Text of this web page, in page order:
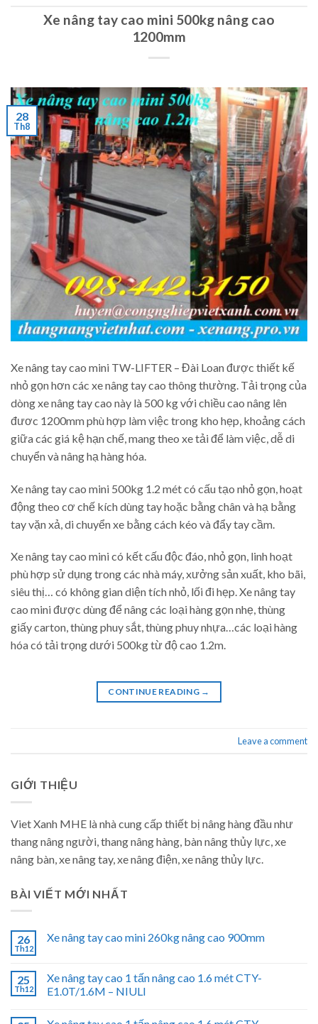
Xe nâng tay cao mini 500kg nâng cao
1200mm
28
Th8
Xe nâng tay cao mini TW-LIFTER – Đài Loan được thiết kế
nhỏ gọn hơn các xe nâng tay cao thông thường. Tải trọng của
dòng xe nâng tay cao này là 500 kg với chiều cao nâng lên
đươc 1200mm phù hợp làm việc trong kho hẹp, khoảng cách
giữa các giá kệ hạn chế, mang theo xe tải để làm việc, dễ di
chuyển và nâng hạ hàng hóa.
Xe nâng tay cao mini 500kg 1.2 mét có cấu tạo nhỏ gọn, hoạt
động theo cơ chế kích dùng tay hoặc bằng chân và hạ bằng
tay vặn xả, di chuyển xe bằng cách kéo và đẩy tay cầm.
Xe nâng tay cao mini có kết cấu độc đáo, nhỏ gọn, linh hoạt
phù hợp sử dụng trong các nhà máy, xưởng sản xuất, kho bãi,
siêu thị… có không gian diện tích nhỏ, lối đi hẹp. Xe nâng tay
cao mini được dùng để nâng các loại hàng gọn nhẹ, thùng
giấy carton, thùng phuy sắt, thùng phuy nhựa…các loại hàng
hóa có tải trọng dưới 500kg từ độ cao 1.2m.
CONTINUE READING →
Leave a comment
GIỚI THIỆU
Viet Xanh MHE là nhà cung cấp thiết bị nâng hàng đầu như
thang nâng người, thang nâng hàng, bàn nâng thủy lực, xe
nâng bàn, xe nâng tay, xe nâng điện, xe nâng thủy lực.
BÀI VIẾT MỚI NHẤT
26
Th12
Xe nâng tay cao mini 260kg nâng cao 900mm
25
Th12
Xe nâng tay cao 1 tấn nâng cao 1.6 mét CTY-
E1.0T/1.6M – NIULI